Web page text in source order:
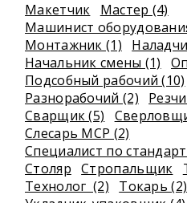
Макетчик
Мастер (4)
Машинист
Монтажник (1)
Начальник смены (1)
Подсобный рабочий (10)
Разнорабочий (2)
Сварщик (5)
Слесарь МСР (2)
Специалист по
Столяр Стропальщик
Технолог (2)
Токарь (2)